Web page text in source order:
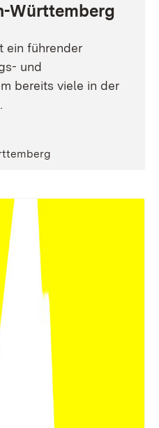
Württemberg
ein führender
und
bereits viele in der